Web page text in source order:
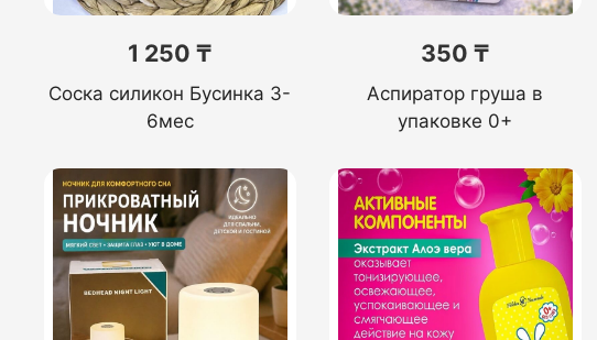
1 250 ₸
Соска силикон Бусинка 3-
6мес
350 ₸
Аспиратор груша в
упаковке 0+